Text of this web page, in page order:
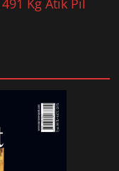
Kg Atık Pil